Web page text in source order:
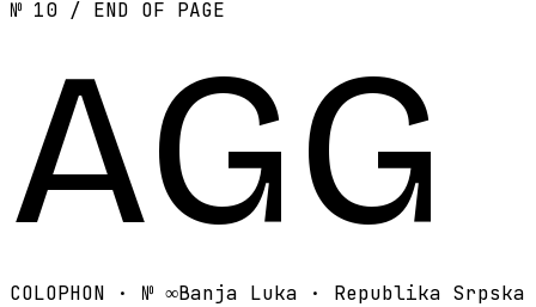
№ 10 / END OF PAGE
AGG
COLOPHON · № ∞Banja Luka · Republika Srpska